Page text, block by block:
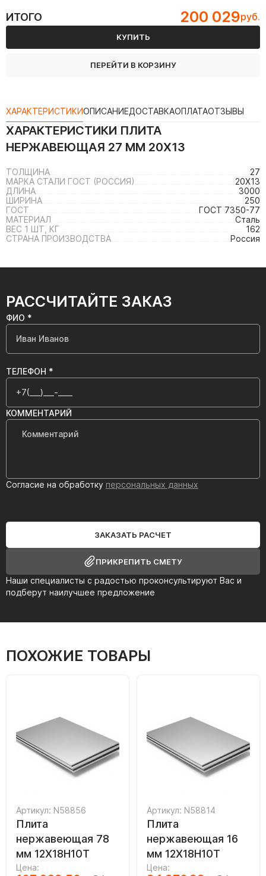
ИТОГО 200 029руб.
КУПИТЬ
ПЕРЕЙТИ В КОРЗИНУ
ХАРАКТЕРИСТИКИОПИСАНИЕДОСТАВКАОПЛАТАОТЗЫВЫ
ХАРАКТЕРИСТИКИ ПЛИТА
НЕРЖАВЕЮЩАЯ 27 ММ 20Х13
ТОЛЩИНА
27
МАРКА СТАЛИ ГОСТ (РОССИЯ)
20Х13
ДЛИНА
3000
ШИРИНА
250
ГОСТ
ГОСТ 7350-77
МАТЕРИАЛ
Сталь
ВЕС 1 ШТ, КГ
162
СТРАНА ПРОИЗВОДСТВА
Россия
РАССЧИТАЙТЕ ЗАКАЗ
Наши специалисты с радостью проконсультируют Вас и
подберут наилучшее предложение
ФИО *
ТЕЛЕФОН *
КОММЕНТАРИЙ
Согласие на обработку персональных данных
ЗАКАЗАТЬ РАСЧЕТ
ПРИКРЕПИТЬ СМЕТУ
ПОХОЖИЕ ТОВАРЫ
Артикул: N58856
Плита
нержавеющая 78
мм 12Х18Н10Т
Цена:
Артикул: N58814
Плита
нержавеющая 16
мм 12Х18Н10Т
Цена: